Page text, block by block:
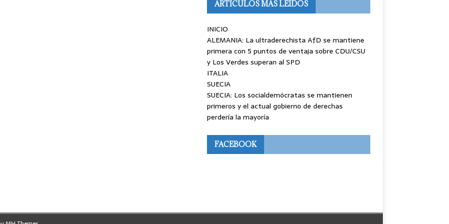
ARTÍCULOS MÁS LEÍDOS
INICIO
ALEMANIA: La ultraderechista AfD se mantiene
primera con 5 puntos de ventaja sobre CDU/CSU
y Los Verdes superan al SPD
ITALIA
SUECIA
SUECIA: Los socialdemócratas se mantienen
primeros y el actual gobierno de derechas
perdería la mayoría
FACEBOOK